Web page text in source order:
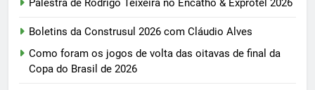
Palestra de Rodrigo Teixeira no Encatho & Exprotel 2026
Boletins da Construsul 2026 com Cláudio Alves
Como foram os jogos de volta das oitavas de final da
Copa do Brasil de 2026